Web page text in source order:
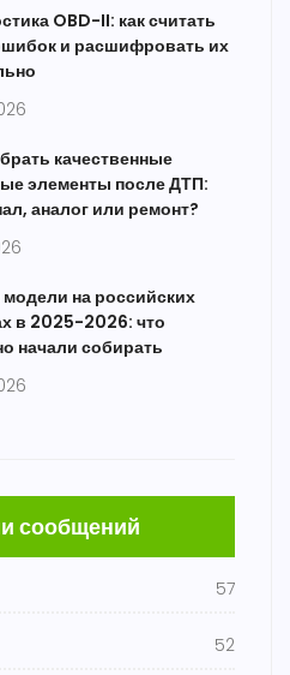
OBD-II: как считать
и расшифровать их
качественные
элементы после ДТП:
аналог или ремонт?
на российских
в 2025-2026: что
начали собирать
сообщений
57
52